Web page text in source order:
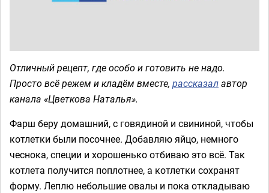
Отличный рецепт, где особо и готовить не надо.
Просто всё режем и кладём вместе, рассказалавтор
канала «Цветкова Наталья».
Фарш беру домашний, с говядиной и свининой, чтобы
котлетки были посочнее. Добавляю яйцо, немного
чеснока, специи и хорошенько отбиваю это всё. Так
котлета получится поплотнее, а котлетки сохранят
форму. Леплю небольшие овалы и пока откладываю